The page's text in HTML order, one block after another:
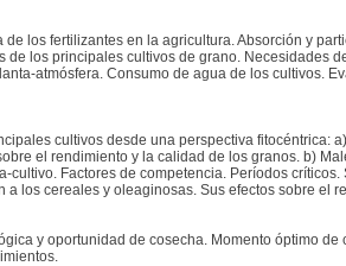
de los fertilizantes en la agricultura. Absorción y
de los principales cultivos de grano. Necesidades
atmósfera. Consumo de agua de los cultivos.
cultivos desde una perspectiva fitocéntrica:
el rendimiento y la calidad de los granos. b)
cultivo. Factores de competencia. Períodos
a los cereales y oleaginosas. Sus efectos sobre
y oportunidad de cosecha. Momento óptimo